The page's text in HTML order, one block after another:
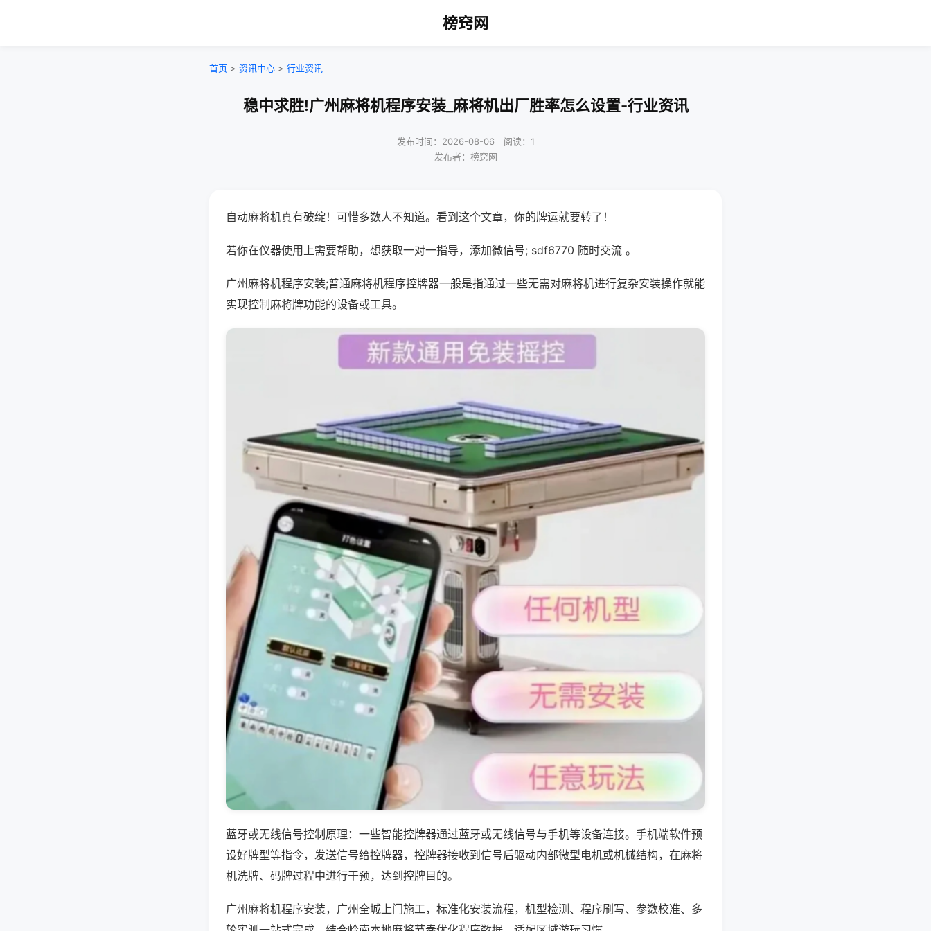
榜窍网
首页 > 资讯中心 > 行业资讯
稳中求胜!广州麻将机程序安装_麻将机出厂胜率怎么设置-行业资讯
发布时间：2026-08-06｜阅读：1
发布者：榜窍网
自动麻将机真有破绽！可惜多数人不知道。看到这个文章，你的牌运就要转了！
若你在仪器使用上需要帮助，想获取一对一指导，添加微信号; sdf6770 随时交流 。
广州麻将机程序安装;普通麻将机程序控牌器一般是指通过一些无需对麻将机进行复杂安装操作就能
实现控制麻将牌功能的设备或工具。
蓝牙或无线信号控制原理：一些智能控牌器通过蓝牙或无线信号与手机等设备连接。手机端软件预
设好牌型等指令，发送信号给控牌器，控牌器接收到信号后驱动内部微型电机或机械结构，在麻将
机洗牌、码牌过程中进行干预，达到控牌目的。
广州麻将机程序安装，广州全城上门施工，标准化安装流程，机型检测、程序刷写、参数校准、多